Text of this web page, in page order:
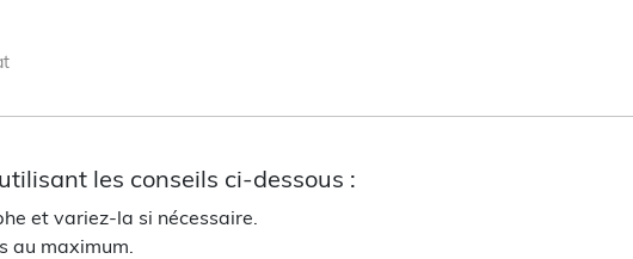
les conseils ci-dessous :
et variez-la si nécessaire.
au maximum.